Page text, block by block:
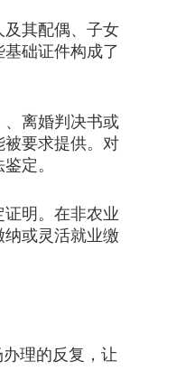
其配偶、子女
础证件构成了
离婚判决书或
要求提供。对
定。
明。在非农业
纳或灵活就业缴
理的反复，让